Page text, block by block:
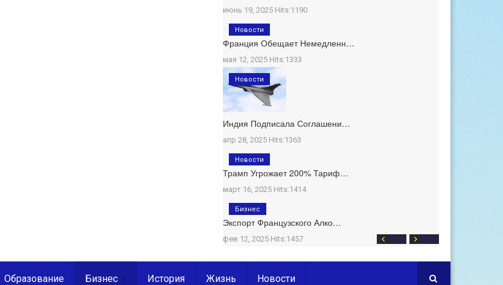
Prev Next
июнь 19, 2025 Hits:1190
Франция Обещает Немедленн…
мая 12, 2025 Hits:1333
Новости
Индия Подписала Соглашени…
апр 28, 2025 Hits:1363
Новости
Трамп Угрожает 200% Тариф…
март 16, 2025 Hits:1414
Новости
Экспорт Французского Алко…
фев 12, 2025 Hits:1457
Бизнес
Образование Бизнес История Жизнь Новости